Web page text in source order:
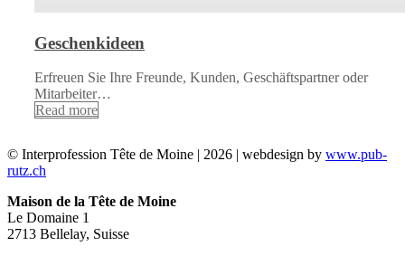
Geschenkideen
Erfreuen Sie Ihre Freunde, Kunden, Geschäftspartner oder
Mitarbeiter…
Read more
© Interprofession Tête de Moine | 2026 | webdesign by www.pub-
rutz.ch
Maison de la Tête de Moine
Le Domaine 1
2713 Bellelay, Suisse